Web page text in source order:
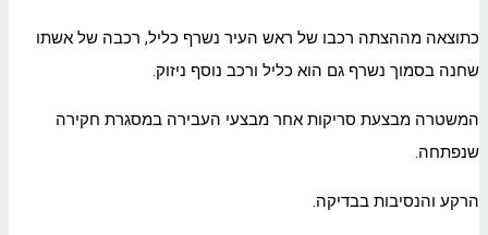
כתוצאה מההצתה רכבו של ראש העיר נשרף כליל, רכבה של אשתו
שחנה בסמוך נשרף גם הוא כליל ורכב נוסף ניזוק.
המשטרה מבצעת סריקות אחר מבצעי העבירה במסגרת חקירה
שנפתחה.
הרקע והנסיבות בבדיקה.